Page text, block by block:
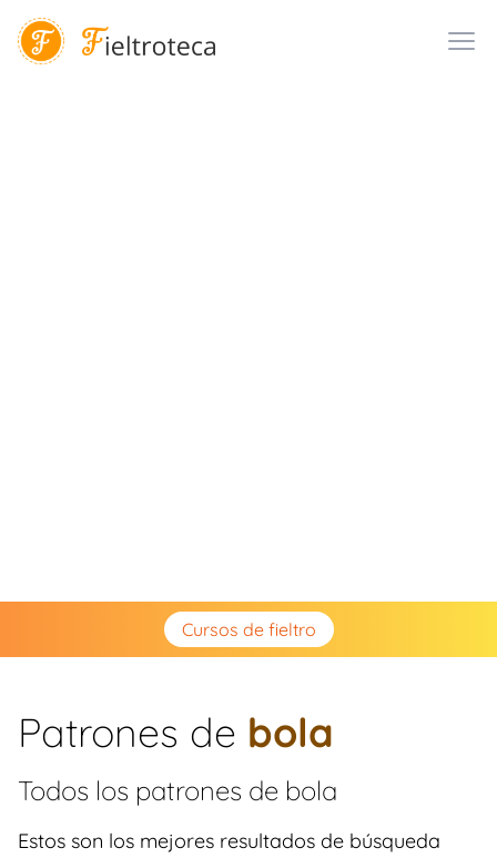
Cursos de fieltro
Patrones de bola
Todos los patrones de bola
Estos son los mejores resultados de búsqueda